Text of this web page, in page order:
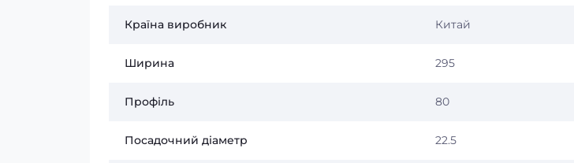
Країна виробник Китай
Ширина 295
Профіль 80
Посадочний діаметр 22.5